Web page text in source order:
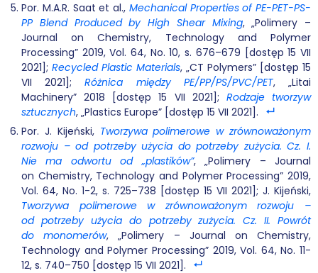
Por. M.A.R. Saat et al., Mechanical Properties of PE-PET-PS-
PP Blend Produced by High Shear Mixing, „Polimery –
Journal on Chemistry, Technology and Polymer
Processing” 2019, Vol. 64, No. 10, s. 676–679 [dostęp 15 VII
2021]; Recycled Plastic Materials, „CT Polymers” [dostęp 15
VII 2021];Różnica między PE/PP/PS/PVC/PET, „Litai
Machinery” 2018 [dostęp 15 VII 2021]; Rodzaje tworzyw
sztucznych, „Plastics Europe” [dostęp 15 VII 2021].
Por. J. Kijeński, Tworzywa polimerowe w zrównoważonym
rozwoju – od potrzeby użycia do potrzeby zużycia. Cz. I.
Nie ma odwortu od „plastików”, „Polimery – Journal
on Chemistry, Technology and Polymer Processing” 2019,
Vol. 64, No. 1-2, s. 725–738 [dostęp 15 VII 2021]; J. Kijeński,
Tworzywa polimerowe w zrównoważonym rozwoju –
od potrzeby użycia do potrzeby zużycia.Cz. II. Powrót
do monomerów, „Polimery – Journal on Chemistry,
Technology and Polymer Processing” 2019, Vol. 64, No. 11-
12, s. 740–750 [dostęp 15 VII 2021].